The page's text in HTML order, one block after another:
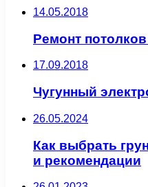
14.05.2018
Ремонт
17.09.2018
Чугунный
26.05.2024
Как выбрать
и рекомендации